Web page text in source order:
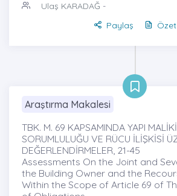
Ulaş KARADAĞ -
Paylaş
Özet
Araştırma Makalesi
TBK. M. 69 KAPSAMINDA YAPI
SORUMLULUĞU VE RÜCU İLİŞKİSİ
DEĞERLENDİRMELER, 21-45
Assessments On the Joint and
the Building Owner and the
Within the Scope of Article 69 of